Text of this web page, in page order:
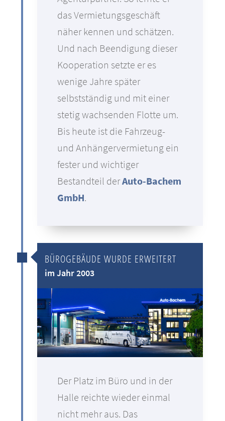
das Vermietungsgeschäft
näher kennen und schätzen.
Und nach Beendigung dieser
Kooperation setzte er es
wenige Jahre später
selbstständig und mit einer
stetig wachsenden Flotte um.
Bis heute ist die Fahrzeug-
und Anhängervermietung ein
fester und wichtiger
Bestandteil derAuto-Bachem
GmbH.
BÜROGEBÄUDE WURDE ERWEITERT
im Jahr 2003
Der Platz im Büro und in der
Halle reichte wieder einmal
nicht mehr aus. Das